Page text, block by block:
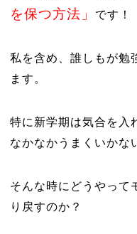
を保つ方法」
です！
私を含め、誰しもが勉
ます。
特に新学期は気合を入
なかなかうまくいかな
そんな時にどうやって
り戻すのか？